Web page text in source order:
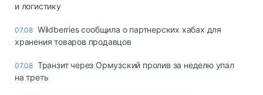
и логистику
07.08 Wildberries сообщила о партнерских хабах для
хранения товаров продавцов
07.08 Транзит через Ормузский пролив за неделю упал
на треть